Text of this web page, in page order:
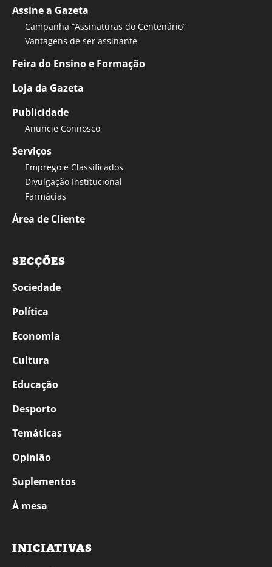
Assine a Gazeta
Campanha “Assinaturas do Centenário”
Vantagens de ser assinante
Feira do Ensino e Formação
Loja da Gazeta
Publicidade
Anuncie Connosco
Serviços
Emprego e Classificados
Divulgação Institucional
Farmácias
Área de Cliente
SECÇÕES
Sociedade
Política
Economia
Cultura
Educação
Desporto
Temáticas
Opinião
Suplementos
À mesa
INICIATIVAS